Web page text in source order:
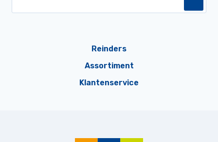
Reinders
Assortiment
Klantenservice